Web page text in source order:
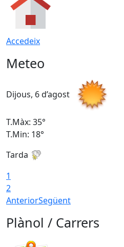
Accedeix
Meteo
Dijous, 6 d’agost
T.Màx: 35°
T.Min: 18°
Tarda
1
2
AnteriorSegüent
Plànol / Carrers